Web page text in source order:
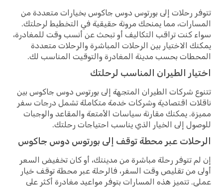
تتوفر رحلات إلى بورتوس دوس جاكوس بخيارات متعددة من
المسارات، مما يمنحك مرونة حقيقية في التخطيط لرحلتك.
سواء كنت تراقب التكاليف أو تبحث عن أنسب وقت للمغادرة،
يمكنك الاختيار بين الرحلات المباشرة والرحلات متعددة
المحطات بحسب مدينة المغادرة والتوقيت المناسب لك.
اختيار الطيران المناسب لرحلتك
تتنوع شركات الطيران المتجهة إلى بورتوس دوس جاكوس بين
ناقلات اقتصادية وشركات خدمة متكاملة تشمل درجات سفر
مميزة. يمكنك مقارنة سياسات الأمتعة والمقاعد والوجبات
للوصول إلى الخيار الذي يناسب احتياجات رحلتك.
الرحلات عبر محطة توقف إلى بورتوس دوس جاكوس
إن لم تتوفر رحلة مباشرة من مدينتك، أو كان تخفيض السعر
أولى من تقليص وقت السفر، فالرحلة عبر محطة توقف خيار
عملي. تتميز هذه المسارات بتوفر مواعيد مغادرة أكثر على